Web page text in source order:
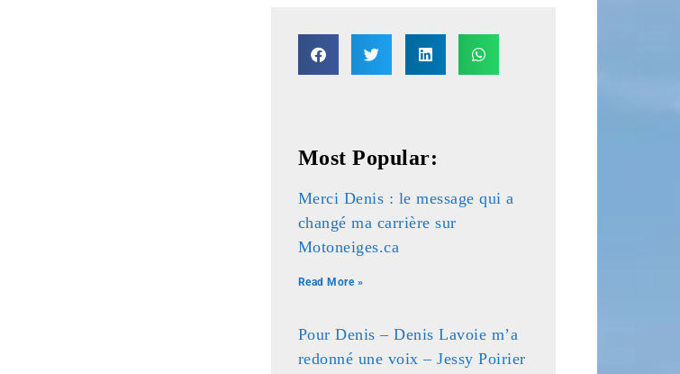
Most Popular:
Merci Denis : le message qui a
changé ma carrière sur
Motoneiges.ca
Read More »
Pour Denis – Denis Lavoie m’a
redonné une voix – Jessy Poirier